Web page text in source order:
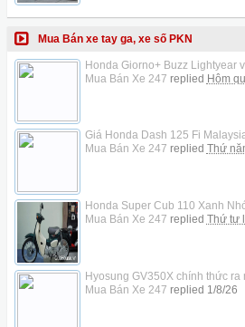
Mua Bán xe tay ga, xe số PKN
Honda Giorno+ Buzz Lightyear
Mua Bán Xe 247 replied Hôm
Giá Honda Dash 125 Fi
Mua Bán Xe 247 replied Thứ
Honda Super Cub 110 Xanh
Mua Bán Xe 247 replied Thứ tư
Hyosung GV350X chính thức ra
Mua Bán Xe 247 replied 1/8/26